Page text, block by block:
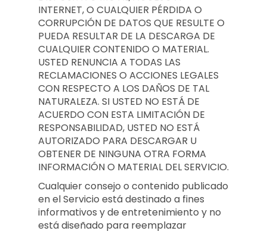
INTERNET, O CUALQUIER PÉRDIDA O
CORRUPCIÓN DE DATOS QUE RESULTE O
PUEDA RESULTAR DE LA DESCARGA DE
CUALQUIER CONTENIDO O MATERIAL.
USTED RENUNCIA A TODAS LAS
RECLAMACIONES O ACCIONES LEGALES
CON RESPECTO A LOS DAÑOS DE TAL
NATURALEZA. SI USTED NO ESTÁ DE
ACUERDO CON ESTA LIMITACIÓN DE
RESPONSABILIDAD, USTED NO ESTÁ
AUTORIZADO PARA DESCARGAR U
OBTENER DE NINGUNA OTRA FORMA
INFORMACIÓN O MATERIAL DEL SERVICIO.
Cualquier consejo o contenido publicado
en el Servicio está destinado a fines
informativos y de entretenimiento y no
está diseñado para reemplazar